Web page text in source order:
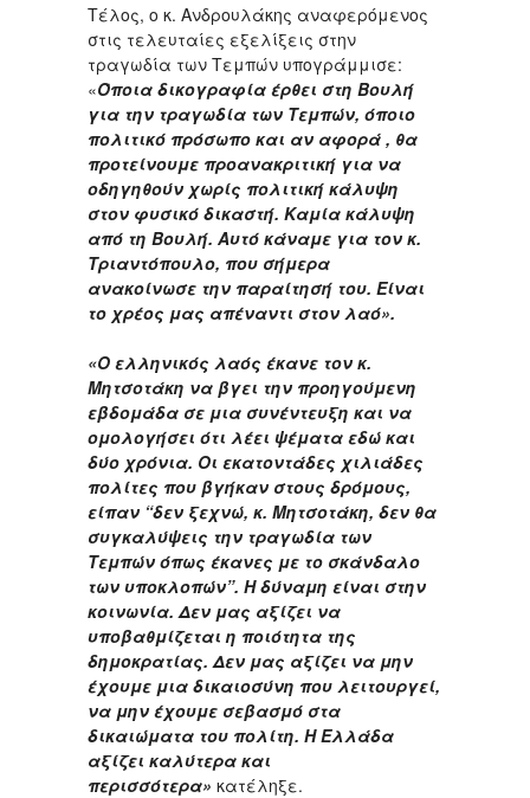
Τέλος, ο κ. Ανδρουλάκης αναφερόμενος
στις τελευταίες εξελίξεις στην
τραγωδία των Τεμπών υπογράμμισε:
«Όποια δικογραφία έρθει στη Βουλή
για την τραγωδία των Τεμπών, όποιο
πολιτικό πρόσωπο και αν αφορά , θα
προτείνουμε προανακριτική για να
οδηγηθούν χωρίς πολιτική κάλυψη
στον φυσικό δικαστή. Καμία κάλυψη
από τη Βουλή. Αυτό κάναμε για τον κ.
Τριαντόπουλο, που σήμερα
ανακοίνωσε την παραίτησή του. Είναι
το χρέος μας απέναντι στον λαό».
«Ο ελληνικός λαός έκανε τον κ.
Μητσοτάκη να βγει την προηγούμενη
εβδομάδα σε μια συνέντευξη και να
ομολογήσει ότι λέει ψέματα εδώ και
δύο χρόνια. Οι εκατοντάδες χιλιάδες
πολίτες που βγήκαν στους δρόμους,
είπαν “δεν ξεχνώ, κ. Μητσοτάκη, δεν θα
συγκαλύψεις την τραγωδία των
Τεμπών όπως έκανες με το σκάνδαλο
των υποκλοπών”. Η δύναμη είναι στην
κοινωνία. Δεν μας αξίζει να
υποβαθμίζεται η ποιότητα της
δημοκρατίας. Δεν μας αξίζει να μην
έχουμε μια δικαιοσύνη που λειτουργεί,
να μην έχουμε σεβασμό στα
δικαιώματα του πολίτη. Η Ελλάδα
αξίζει καλύτερα και
περισσότερα» κατέληξε.